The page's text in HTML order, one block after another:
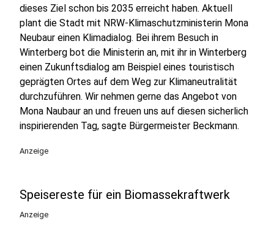
dieses Ziel schon bis 2035 erreicht haben. Aktuell
plant die Stadt mit NRW-Klimaschutzministerin Mona
Neubaur einen Klimadialog. Bei ihrem Besuch in
Winterberg bot die Ministerin an, mit ihr in Winterberg
einen Zukunftsdialog am Beispiel eines touristisch
geprägten Ortes auf dem Weg zur Klimaneutralität
durchzuführen. Wir nehmen gerne das Angebot von
Mona Naubaur an und freuen uns auf diesen sicherlich
inspirierenden Tag, sagte Bürgermeister Beckmann.
Anzeige
Speisereste für ein Biomassekraftwerk
Anzeige